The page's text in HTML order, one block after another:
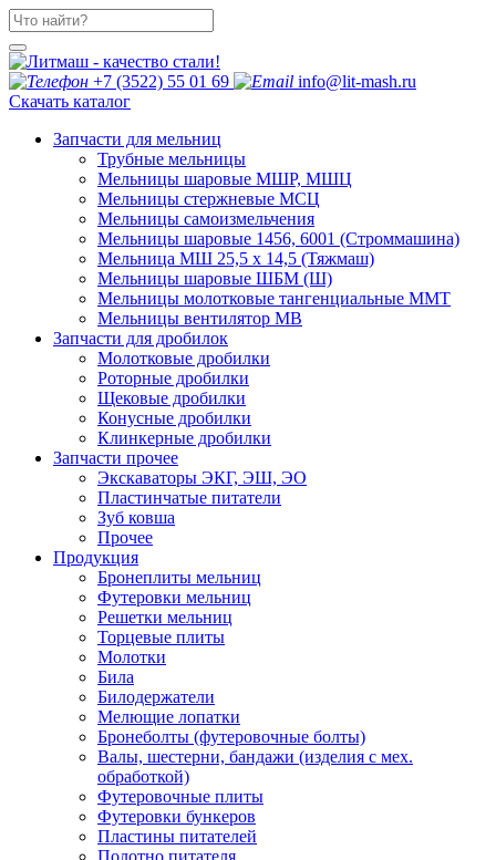
+7 (3522) 55 01 69
info@lit-mash.ru
Скачать каталог
Запчасти для мельниц
Трубные мельницы
Мельницы шаровые МШР, МШЦ
Мельницы стержневые МСЦ
Мельницы самоизмельчения
Мельницы шаровые 1456, 6001 (Строммашина)
Мельница МШ 25,5 х 14,5 (Тяжмаш)
Мельницы шаровые ШБМ (Ш)
Мельницы молотковые тангенциальные ММТ
Мельницы вентилятор МВ
Запчасти для дробилок
Молотковые дробилки
Роторные дробилки
Щековые дробилки
Конусные дробилки
Клинкерные дробилки
Запчасти прочее
Экскаваторы ЭКГ, ЭШ, ЭО
Пластинчатые питатели
Зуб ковша
Прочее
Продукция
Бронеплиты мельниц
Футеровки мельниц
Решетки мельниц
Торцевые плиты
Молотки
Била
Билодержатели
Мелющие лопатки
Бронеболты (футеровочные болты)
Валы, шестерни, бандажи (изделия с мех.
обработкой)
Футеровочные плиты
Футеровки бункеров
Пластины питателей
Полотно питателя